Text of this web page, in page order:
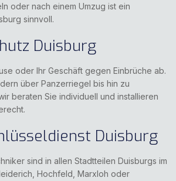
oder nach einem Umzug ist ein
sinnvoll.
Duisburg
oder Ihr Geschäft gegen Einbrüche ab.
über Panzerriegel bis hin zu
beraten Sie individuell und installieren
Duisburg
sind in allen Stadtteilen Duisburgs im
Hochfeld, Marxloh oder